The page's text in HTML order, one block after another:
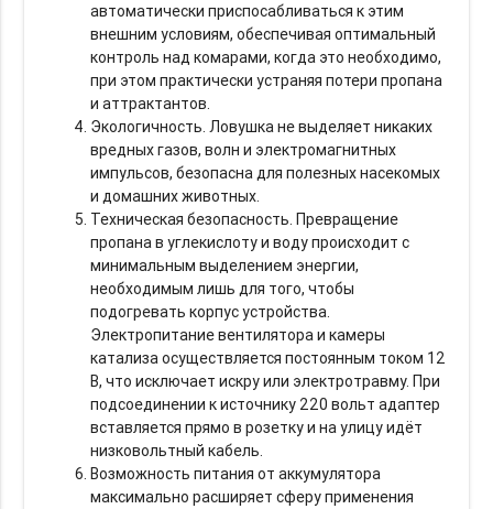
автоматически приспосабливаться к этим
внешним условиям, обеспечивая оптимальный
контроль над комарами, когда это необходимо,
при этом практически устраняя потери пропана
и аттрактантов.
Экологичность. Ловушка не выделяет никаких
вредных газов, волн и электромагнитных
импульсов, безопасна для полезных насекомых
и домашних животных.
Техническая безопасность. Превращение
пропана в углекислоту и воду происходит с
минимальным выделением энергии,
необходимым лишь для того, чтобы
подогревать корпус устройства.
Электропитание вентилятора и камеры
катализа осуществляется постоянным током 12
В, что исключает искру или электротравму. При
подсоединении к источнику 220 вольт адаптер
вставляется прямо в розетку и на улицу идёт
низковольтный кабель.
Возможность питания от аккумулятора
максимально расширяет сферу применения